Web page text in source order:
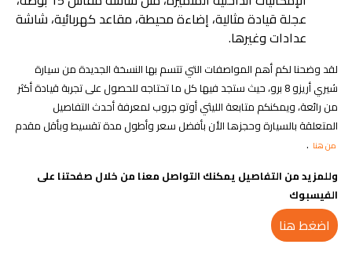
عجلة قيادة مثالية، إضاءة محيطة، مقاعد كهربائية، شاشة
عدادات وغيرها.
لقد وضحنا لكم أهم المواصفات التي تتسم بها النسخة الجديدة من سيارة
شيري أريزو 8 برو، حيث ستجد فيها كل ما تحتاجه للحصول على تجربة قيادة أكثر
من رائعة، ويمكنكم متابعة الليثي أوتو جروب لمعرفة أحدث التفاصيل
المتعلقة بالسيارة وحجزها الأن بأفضل سعر وأطول مدة تقسيط وبأقل مقدم
من هنا .
وللمزيد من التفاصيل يمكنك التواصل معنا من خلال صفحتنا على
الفيسبوك
اضغط هنا